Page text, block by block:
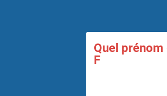
Quel
F